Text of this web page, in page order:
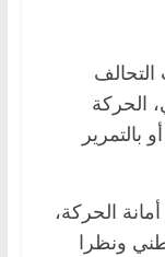
الحركة
بالتمرير
الحركة،
ونظرا